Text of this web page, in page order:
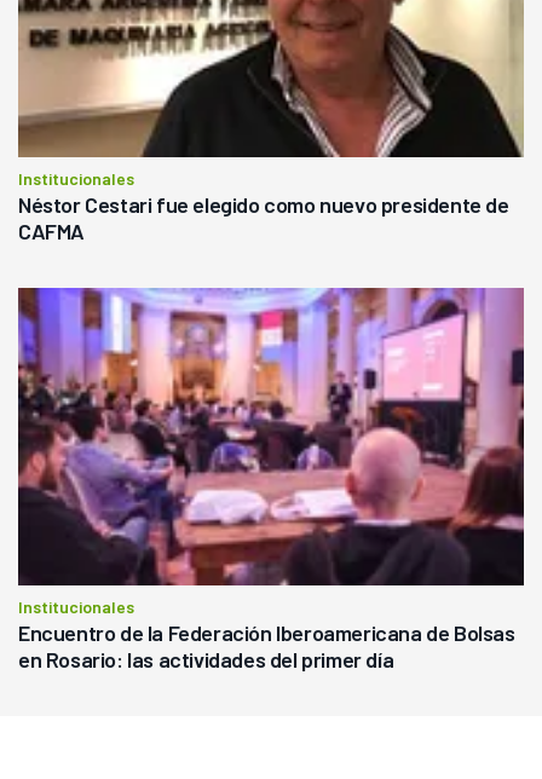
Institucionales
Néstor Cestari fue elegido como nuevo presidente de
CAFMA
Institucionales
Encuentro de la Federación Iberoamericana de Bolsas
en Rosario: las actividades del primer día